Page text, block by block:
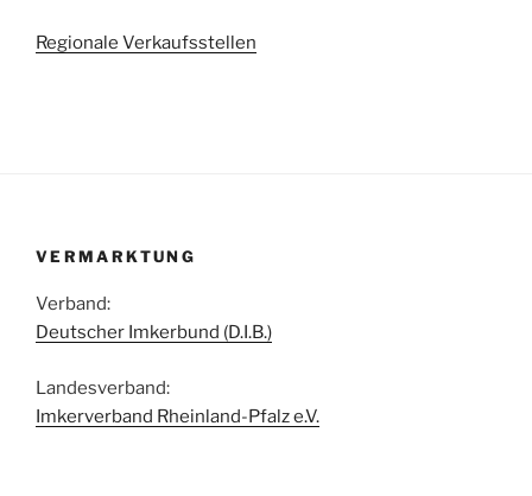
Regionale Verkaufsstellen
VERMARKTUNG
Verband:
Deutscher Imkerbund (D.I.B.)
Landesverband:
Imkerverband Rheinland-Pfalz e.V.